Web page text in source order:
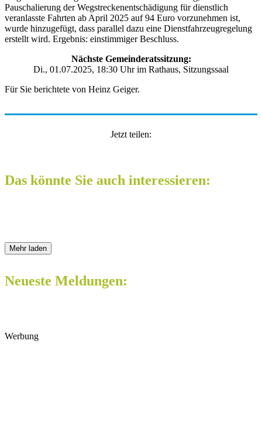
Pauschalierung der Wegstreckenentschädigung für dienstlich
veranlasste Fahrten ab April 2025 auf 94 Euro vorzunehmen ist,
wurde hinzugefügt, dass parallel dazu eine Dienstfahrzeugregelung
erstellt wird. Ergebnis: einstimmiger Beschluss.
Nächste Gemeinderatssitzung:
Di., 01.07.2025, 18:30 Uhr im Rathaus, Sitzungssaal
Für Sie berichtete von Heinz Geiger.
Jetzt teilen:
Das könnte Sie auch interessieren:
Mehr laden
Neueste Meldungen:
Werbung